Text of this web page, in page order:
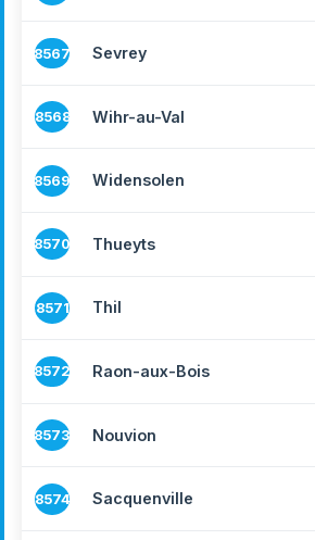
8567 Sevrey
8568 Wihr-au-Val
8569 Widensolen
8570 Thueyts
8571 Thil
8572 Raon-aux-Bois
8573 Nouvion
8574 Sacquenville